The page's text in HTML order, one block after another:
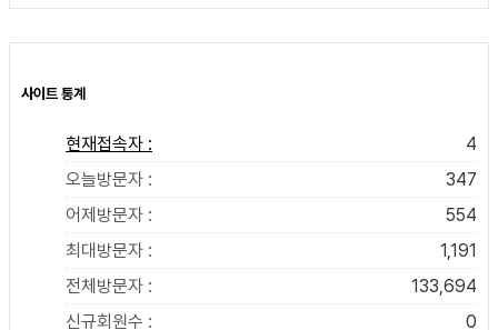
사이트 통계
현재접속자 :
4
오늘방문자 :
347
어제방문자 :
554
최대방문자 :
1,191
전체방문자 :
133,694
신규회원수 :
0